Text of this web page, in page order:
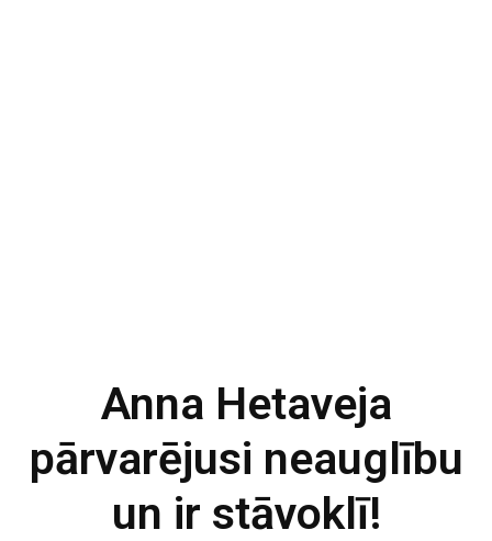
Anna Hetaveja
pārvarējusi neauglību
un ir stāvoklī!